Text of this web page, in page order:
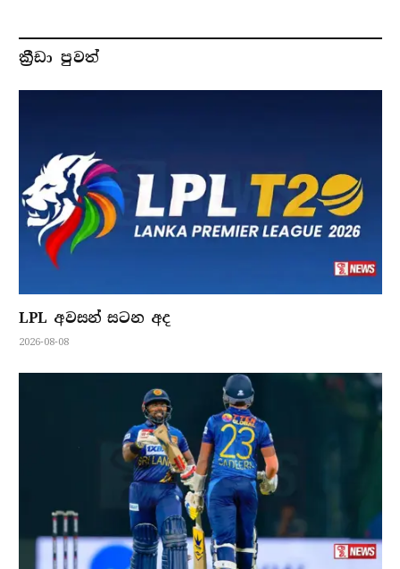
ක්‍රීඩා පුවත්
LPL අවසන් සටන අද
2026-08-08